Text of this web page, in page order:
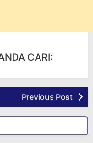
CARI:
Previous Post